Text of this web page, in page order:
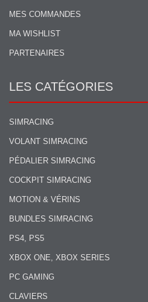
MES COMMANDES
MA WISHLIST
PARTENAIRES
LES CATÉGORIES
SIMRACING
VOLANT SIMRACING
PÉDALIER SIMRACING
COCKPIT SIMRACING
MOTION & VÉRINS
BUNDLES SIMRACING
PS4, PS5
XBOX ONE, XBOX SERIES
PC GAMING
CLAVIERS